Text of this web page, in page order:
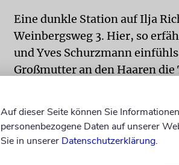
Eine dunkle Station auf Ilja
Weinbergsweg 3. Hier, so
und Yves Schurzmann
Großmutter an den Haaren
Den Schmerz trägt Ilja Richter
will er nicht in der
jüdischer Identität auf der
Auf dieser Seite können Sie
personenbezogene Daten auf unserer
Sie in unserer Datenschutzerklärung.